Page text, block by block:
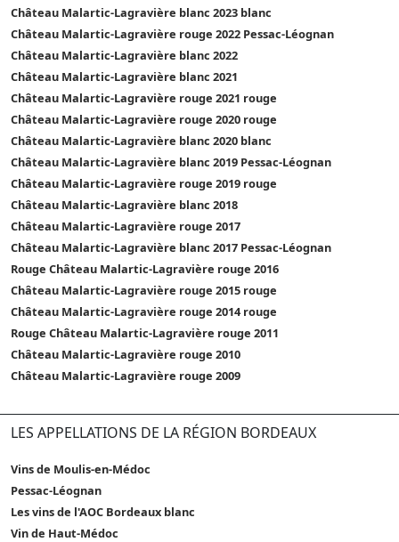
Château Malartic-Lagravière blanc 2023 blanc
Château Malartic-Lagravière rouge 2022 Pessac-Léognan
Château Malartic-Lagravière blanc 2022
Château Malartic-Lagravière blanc 2021
Château Malartic-Lagravière rouge 2021 rouge
Château Malartic-Lagravière rouge 2020 rouge
Château Malartic-Lagravière blanc 2020 blanc
Château Malartic-Lagravière blanc 2019 Pessac-Léognan
Château Malartic-Lagravière rouge 2019 rouge
Château Malartic-Lagravière blanc 2018
Château Malartic-Lagravière rouge 2017
Château Malartic-Lagravière blanc 2017 Pessac-Léognan
Rouge Château Malartic-Lagravière rouge 2016
Château Malartic-Lagravière rouge 2015 rouge
Château Malartic-Lagravière rouge 2014 rouge
Rouge Château Malartic-Lagravière rouge 2011
Château Malartic-Lagravière rouge 2010
Château Malartic-Lagravière rouge 2009
LES APPELLATIONS DE LA RÉGION BORDEAUX
Vins de Moulis-en-Médoc
Pessac-Léognan
Les vins de l'AOC Bordeaux blanc
Vin de Haut-Médoc